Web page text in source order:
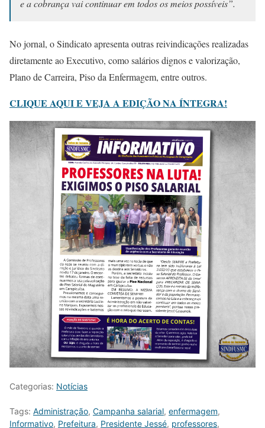
e a cobrança vai continuar em todos os meios possíveis”.
No jornal, o Sindicato apresenta outras reivindicações realizadas
diretamente ao Executivo, como salários dignos e valorização,
Plano de Carreira, Piso da Enfermagem, entre outros.
CLIQUE AQUI E VEJA A EDIÇÃO NA ÍNTEGRA!
Categorias: Notícias
Tags: Administração, Campanha salarial, enfermagem,
Informativo, Prefeitura, Presidente Jessé, professores,